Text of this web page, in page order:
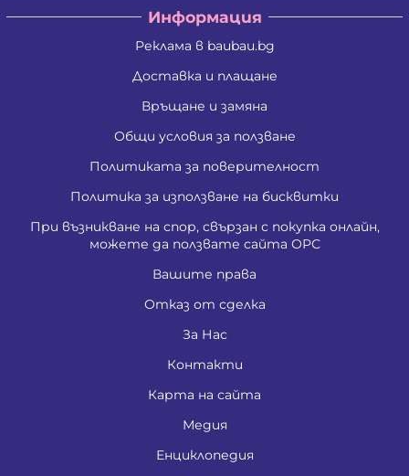
Информация
Реклама в baubau.bg
Доставка и плащане
Връщане и замяна
Общи условия за ползване
Политиката за поверителност
Политика за използване на бисквитки
При възникване на спор, свързан с покупка онлайн,
можете да ползвате сайта ОРС
Вашите права
Отказ от сделка
За Нас
Контакти
Карта на сайта
Медия
Енциклопедия